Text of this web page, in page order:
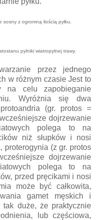
sosny z ogromną ilością pyłku.
pylniki wiatropylnej trawy.
przez jednego
w różnym czasie Jest to
na celu zapobieganie
Wyróżnia się dwa
(gr. protos =
dojrzewanie
polega to na
niż słupków i nosi
proterogynia (z gr. protos
dojrzewanie
polega to na
przed pręcikami i nosi
może być całkowita,
gamet męskich i
duże, że praktycznie
lub częściowa,